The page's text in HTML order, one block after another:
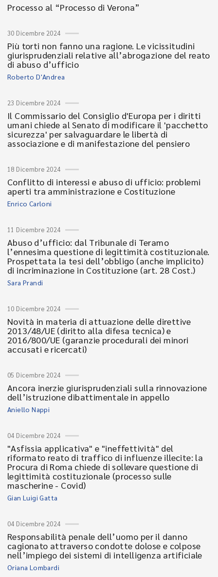
Processo al “Processo di Verona”
30 Dicembre 2024
Più torti non fanno una ragione. Le vicissitudini
giurisprudenziali relative all’abrogazione del reato
di abuso d’ufficio
Roberto D'Andrea
23 Dicembre 2024
Il Commissario del Consiglio d'Europa per i diritti
umani chiede al Senato di modificare il 'pacchetto
sicurezza' per salvaguardare le libertà di
associazione e di manifestazione del pensiero
18 Dicembre 2024
Conflitto di interessi e abuso di ufficio: problemi
aperti tra amministrazione e Costituzione
Enrico Carloni
11 Dicembre 2024
Abuso d’ufficio: dal Tribunale di Teramo
l’ennesima questione di legittimità costituzionale.
Prospettata la tesi dell’obbligo (anche implicito)
di incriminazione in Costituzione (art. 28 Cost.)
Sara Prandi
10 Dicembre 2024
Novità in materia di attuazione delle direttive
2013/48/UE (diritto alla difesa tecnica) e
2016/800/UE (garanzie procedurali dei minori
accusati e ricercati)
05 Dicembre 2024
Ancora inerzie giurisprudenziali sulla rinnovazione
dell’istruzione dibattimentale in appello
Aniello Nappi
04 Dicembre 2024
"Asfissia applicativa" e "ineffettività" del
riformato reato di traffico di influenze illecite: la
Procura di Roma chiede di sollevare questione di
legittimità costituzionale (processo sulle
mascherine - Covid)
Gian Luigi Gatta
04 Dicembre 2024
Responsabilità penale dell’uomo per il danno
cagionato attraverso condotte dolose e colpose
nell’impiego dei sistemi di intelligenza artificiale
Oriana Lombardi